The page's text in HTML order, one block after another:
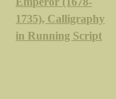
1735), Calligraphy
in Running Script